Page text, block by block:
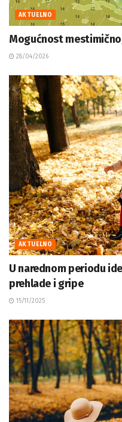
AKTUELNO
Mogućnost
28/04/2026
AKTUELNO
U narednom periodu
prehlade i gripe
15/11/2025